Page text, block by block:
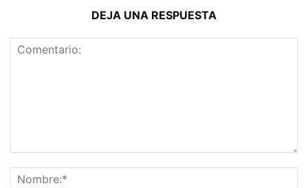
DEJA UNA RESPUESTA